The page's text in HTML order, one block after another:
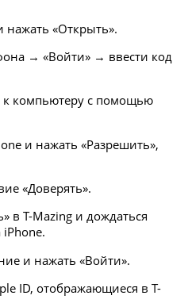
«Открыть».
→ «Войти» → ввести код
к компьютеру с помощью
и нажать «Разрешить»,
«Доверять».
в T-Mazing и дождаться
и нажать «Войти».
ID, отображающиеся в T-